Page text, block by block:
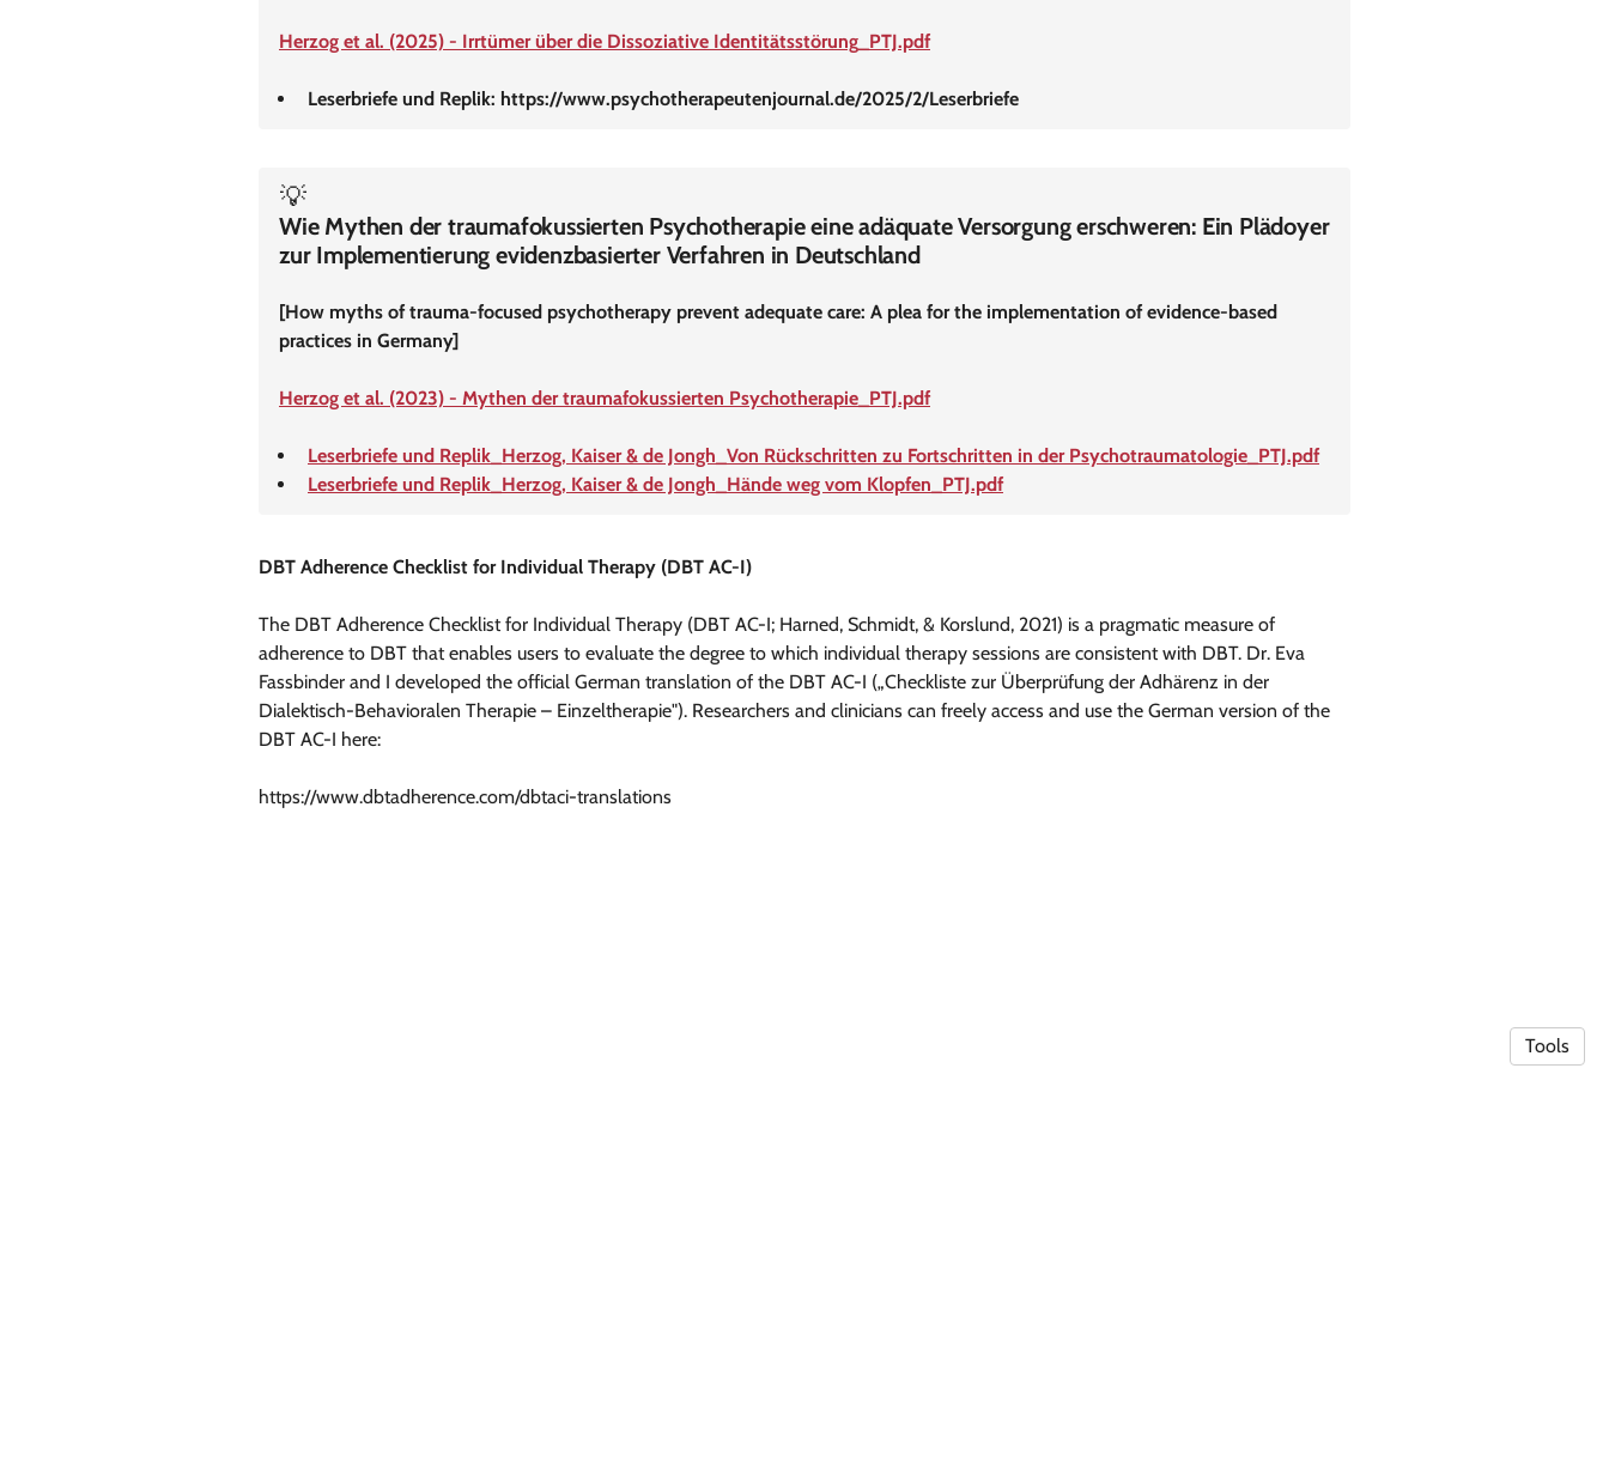
Herzog et al. (2025) - Irrtümer über die Dissoziative Identitätsstörung_PTJ.pdf
Leserbriefe und Replik: https://www.psychotherapeutenjournal.de/2025/2/Leserbriefe
💡
Wie Mythen der traumafokussierten Psychotherapie eine adäquate Versorgung erschweren: Ein Plädoyer
zur Implementierung evidenzbasierter Verfahren in Deutschland
[How myths of trauma-focused psychotherapy prevent adequate care: A plea for the implementation of evidence-based
practices in Germany]
Herzog et al. (2023) - Mythen der traumafokussierten Psychotherapie_PTJ.pdf
Leserbriefe und Replik_Herzog, Kaiser & de Jongh_Von Rückschritten zu Fortschritten in der Psychotraumatologie_PTJ.pdf
Leserbriefe und Replik_Herzog, Kaiser & de Jongh_Hände weg vom Klopfen_PTJ.pdf
DBT Adherence Checklist for Individual Therapy (DBT AC-I)
The DBT Adherence Checklist for Individual Therapy (DBT AC-I; Harned, Schmidt, & Korslund, 2021) is a pragmatic measure of
adherence to DBT that enables users to evaluate the degree to which individual therapy sessions are consistent with DBT. Dr. Eva
Fassbinder and I developed the official German translation of the DBT AC-I („Checkliste zur Überprüfung der Adhärenz in der
Dialektisch-Behavioralen Therapie – Einzeltherapie"). Researchers and clinicians can freely access and use the German version of the
DBT AC-I here:
https://www.dbtadherence.com/dbtaci-translations
Tools